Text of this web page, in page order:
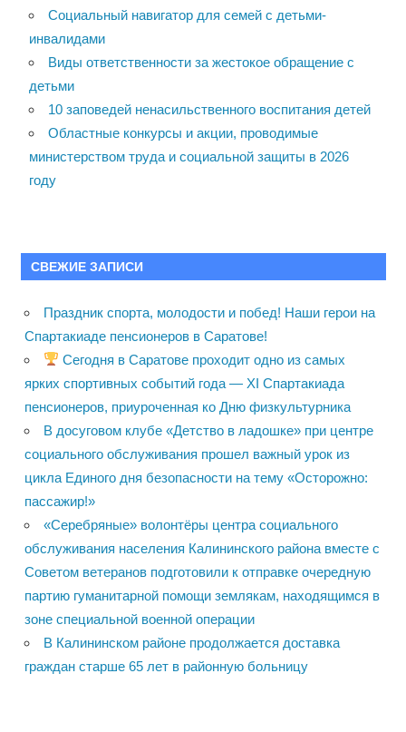
Социальный навигатор для семей с детьми-
инвалидами
Виды ответственности за жестокое обращение с
детьми
10 заповедей ненасильственного воспитания детей
Областные конкурсы и акции, проводимые
министерством труда и социальной защиты в 2026
году
СВЕЖИЕ ЗАПИСИ
Праздник спорта, молодости и побед! Наши герои на
Спартакиаде пенсионеров в Саратове!
Сегодня в Саратове проходит одно из самых
ярких спортивных событий года — XI Спартакиада
пенсионеров, приуроченная ко Дню физкультурника
В досуговом клубе «Детство в ладошке» при центре
социального обслуживания прошел важный урок из
цикла Единого дня безопасности на тему «Осторожно:
пассажир!»
«Серебряные» волонтёры центра социального
обслуживания населения Калининского района вместе с
Советом ветеранов подготовили к отправке очередную
партию гуманитарной помощи землякам, находящимся в
зоне специальной военной операции
В Калининском районе продолжается доставка
граждан старше 65 лет в районную больницу